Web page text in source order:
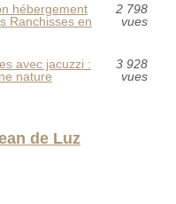
hébergement
Ranchisses en
2 798
vues
avec jacuzzi :
nature
3 928
vues
de Luz